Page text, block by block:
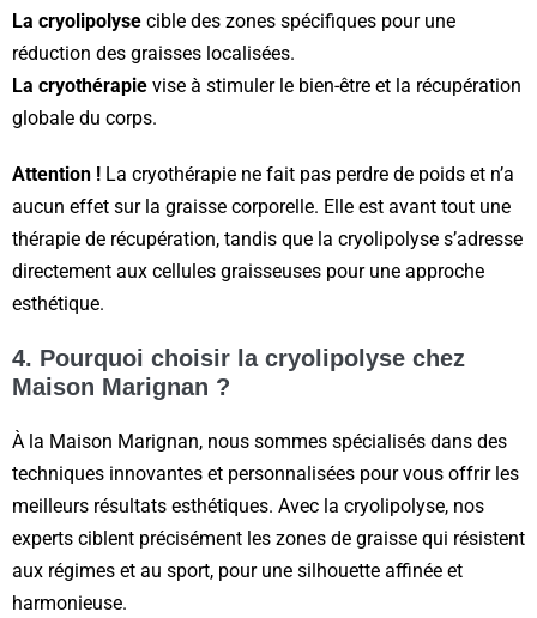
La cryolipolyse cible des zones spécifiques pour une
réduction des graisses localisées.
La cryothérapie vise à stimuler le bien-être et la récupération
globale du corps.
Attention ! La cryothérapie ne fait pas perdre de poids et n’a
aucun effet sur la graisse corporelle. Elle est avant tout une
thérapie de récupération, tandis que la cryolipolyse s’adresse
directement aux cellules graisseuses pour une approche
esthétique.
4. Pourquoi choisir la cryolipolyse chez
Maison Marignan ?
À la Maison Marignan, nous sommes spécialisés dans des
techniques innovantes et personnalisées pour vous offrir les
meilleurs résultats esthétiques. Avec la cryolipolyse, nos
experts ciblent précisément les zones de graisse qui résistent
aux régimes et au sport, pour une silhouette affinée et
harmonieuse.